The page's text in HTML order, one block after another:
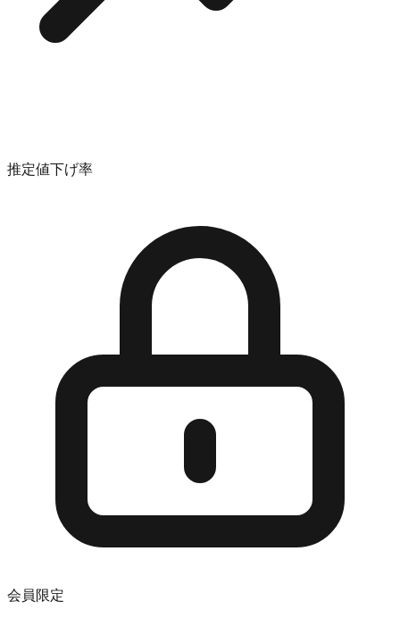
推定値下げ率
会員限定